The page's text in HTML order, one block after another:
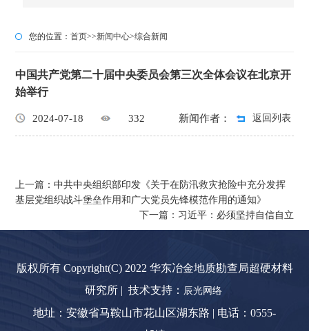
您的位置：首页>>新闻中心>综合新闻
中国共产党第二十届中央委员会第三次全体会议在北京开
始举行
2024-07-18 332 新闻作者： 返回列表
上一篇：中共中央组织部印发《关于在防汛救灾抢险中充分发挥
基层党组织战斗堡垒作用和广大党员先锋模范作用的通知》
下一篇：习近平：必须坚持自信自立
版权所有 Copyright(C) 2022 华东冶金地质勘查局超硬材料
研究所 | 技术支持： 辰光网络
地址：安徽省马鞍山市花山区湖东路 | 电话：0555-